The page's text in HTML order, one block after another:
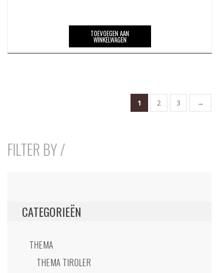
TOEVOEGEN AAN
WINKELWAGEN
1 2 3 →
FILTER BY /
CATEGORIEËN
THEMA
THEMA TIROLER